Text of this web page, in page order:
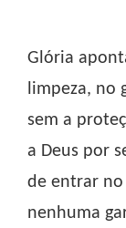
Glória
limpeza, no
sem a
a Deus por
de entrar
nenhuma